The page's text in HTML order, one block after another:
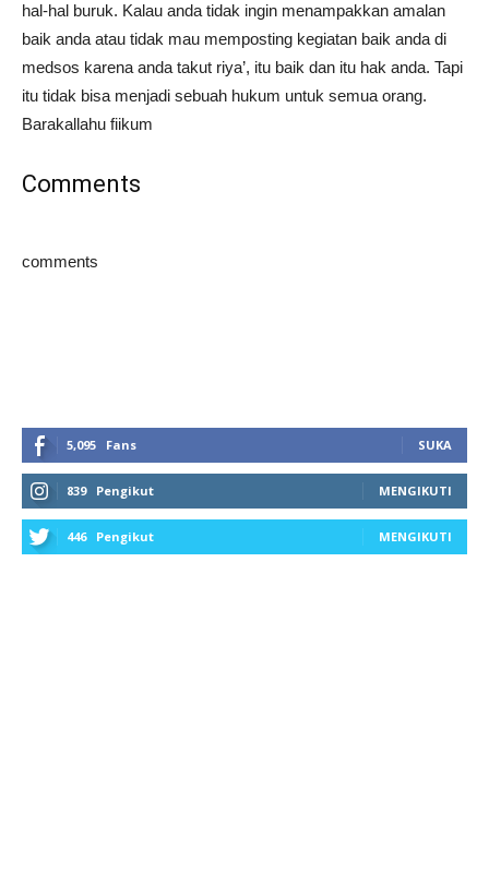
hal-hal buruk. Kalau anda tidak ingin menampakkan amalan
baik anda atau tidak mau memposting kegiatan baik anda di
medsos karena anda takut riya’, itu baik dan itu hak anda. Tapi
itu tidak bisa menjadi sebuah hukum untuk semua orang.
Barakallahu fiikum
Comments
comments
5,095 Fans SUKA
839 Pengikut MENGIKUTI
446 Pengikut MENGIKUTI